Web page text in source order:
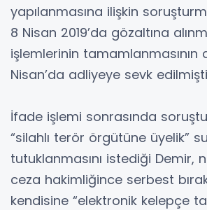
yapılanmasına ilişkin
8 Nisan 2019’da gözaltına
işlemlerinin tamamlanmasının
Nisan’da adliyeye sevk
İfade işlemi sonrasında
“silahlı terör örgütüne üyelik”
tutuklanmasını istediği Demir,
ceza hakimliğince serbest
kendisine “elektronik kelepçe